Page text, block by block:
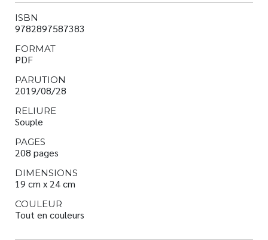
ISBN
9782897587383
FORMAT
PDF
PARUTION
2019/08/28
RELIURE
Souple
PAGES
208 pages
DIMENSIONS
19 cm x 24 cm
COULEUR
Tout en couleurs